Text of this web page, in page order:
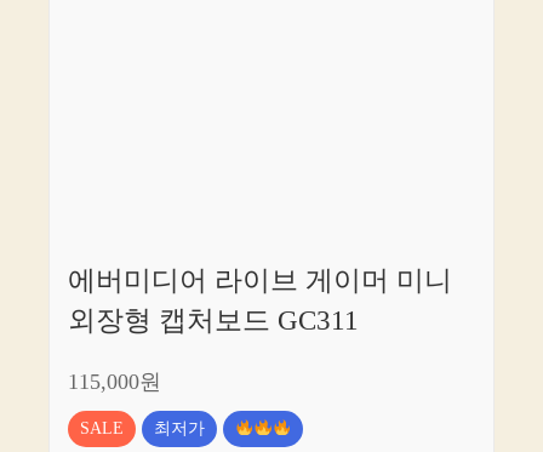
에버미디어 라이브 게이머 미니
외장형 캡처보드 GC311
115,000원
SALE 최저가